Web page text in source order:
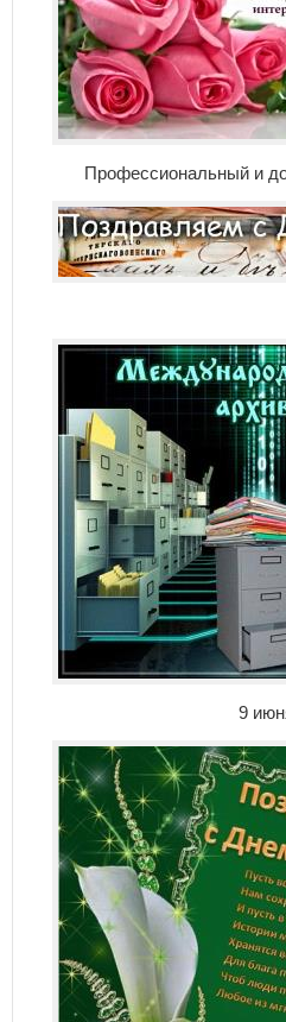
Профессиональный и
9